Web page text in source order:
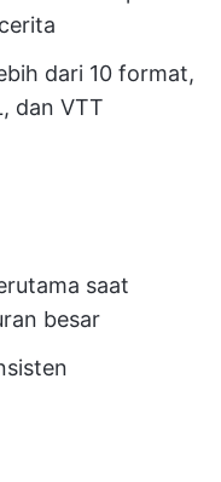
dari 10 format,
dan VTT
saat
besar